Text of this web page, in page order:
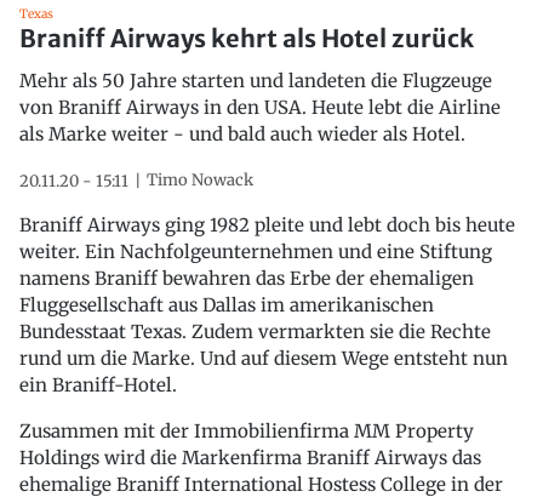
Texas
Braniff Airways kehrt als Hotel zurück
Mehr als 50 Jahre starten und landeten die Flugzeuge
von Braniff Airways in den USA. Heute lebt die Airline
als Marke weiter - und bald auch wieder als Hotel.
20.11.20 - 15:11 Timo Nowack
Braniff Airways ging 1982 pleite und lebt doch bis heute
weiter. Ein Nachfolgeunternehmen und eine Stiftung
namens Braniff bewahren das Erbe der ehemaligen
Fluggesellschaft aus Dallas im amerikanischen
Bundesstaat Texas. Zudem vermarkten sie die Rechte
rund um die Marke. Und auf diesem Wege entsteht nun
ein Braniff-Hotel.
Zusammen mit der Immobilienfirma MM Property
Holdings wird die Markenfirma Braniff Airways das
ehemalige Braniff International Hostess College in der